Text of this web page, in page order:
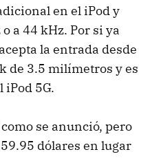
en el iPod y
a 44 kHz. Por si ya
la entrada desde
de 3.5 milímetros y es
iPod 5G.
se anunció, pero
dólares en lugar